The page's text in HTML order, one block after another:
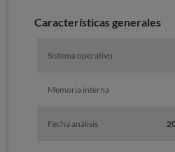
Características generales
Sistema operativo
Memoria interna
Fecha análisis